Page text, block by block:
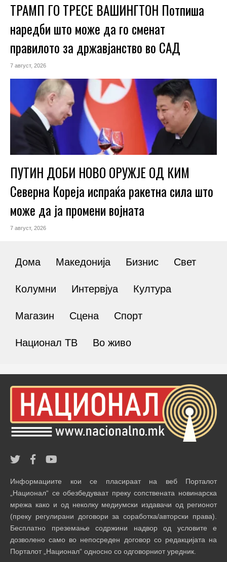
ТРАМП ГО ТРЕСЕ ВАШИНГТОН Потпиша
наредби што може да го сменат
правилото за државјанство во САД
7 август, 2026
ПУТИН ДОБИ НОВО ОРУЖЈЕ ОД КИМ
Северна Кореја испраќа ракетна сила што
може да ја промени војната
7 август, 2026
Дома Македонија Бизнис Свет
Колумни Интервјуа Култура
Магазин Сцена Спорт
Национал ТВ Во живо
Информациите кои се пласираат на веб Порталот
„Национал“ се обезбедуваат преку сопствената новинарска
мрежа како и од неколку медиумски издавачи од регионот
(преку регулирани договори за соработка/авторски права).
Бесплатно преземање содржини надвор од условите е
дозволено само во непосреден договор со редакцијата на
Порталот „Национал“ односно со одговорниот уредник.